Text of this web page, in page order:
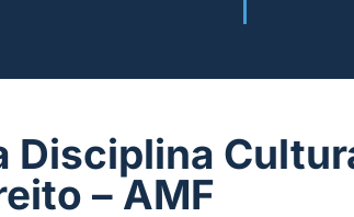
Disciplina
– AMF